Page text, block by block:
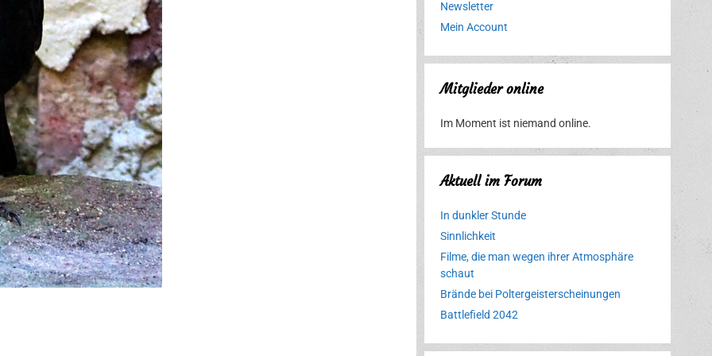
Newsletter
Mein Account
Mitglieder online
Im Moment ist niemand online.
Aktuell im Forum
In dunkler Stunde
Sinnlichkeit
Filme, die man wegen ihrer Atmosphäre
schaut
Brände bei Poltergeisterscheinungen
Battlefield 2042